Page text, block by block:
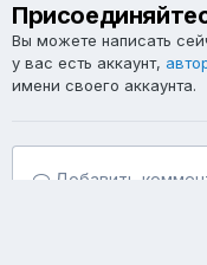
Вы можете написать
у вас есть аккаунт,
имени своего аккаунта.
Добавить